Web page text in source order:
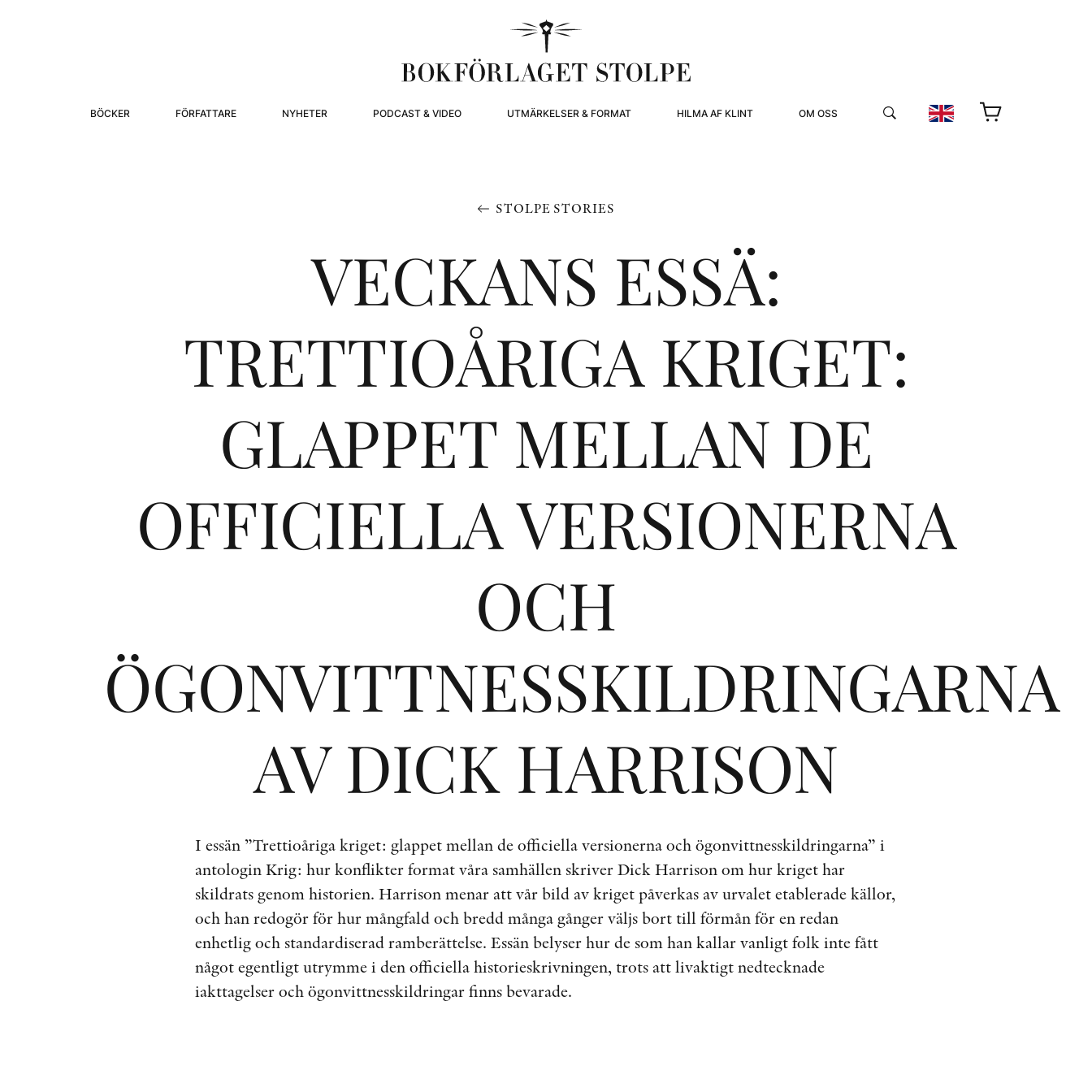
BÖCKER FÖRFATTARE NYHETER PODCAST & VIDEO UTMÄRKELSER & FORMAT HILMA AF KLINT OM OSS
PEER REVIEW-PROCESSEN
STOLPE STORIES
VECKANS ESSÄ:
TRETTIOÅRIGA KRIGET:
GLAPPET MELLAN DE
OFFICIELLA VERSIONERNA
OCH
ÖGONVITTNESSKILDRINGARNA
AV DICK HARRISON
I essän ”Trettioåriga kriget: glappet mellan de officiella versionerna och ögonvittnesskildringarna” i
antologin Krig: hur konflikter format våra samhällen skriver Dick Harrison om hur kriget har
skildrats genom historien. Harrison menar att vår bild av kriget påverkas av urvalet etablerade källor,
och han redogör för hur mångfald och bredd många gånger väljs bort till förmån för en redan
enhetlig och standardiserad ramberättelse. Essän belyser hur de som han kallar vanligt folk inte fått
något egentligt utrymme i den officiella historieskrivningen, trots att livaktigt nedtecknade
iakttagelser och ögonvittnesskildringar finns bevarade.